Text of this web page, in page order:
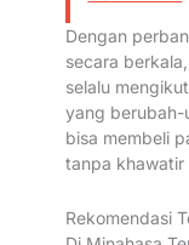
Dengan
secara
selalu
yang berubah-
bisa membeli
tanpa khawatir
Rekomendasi